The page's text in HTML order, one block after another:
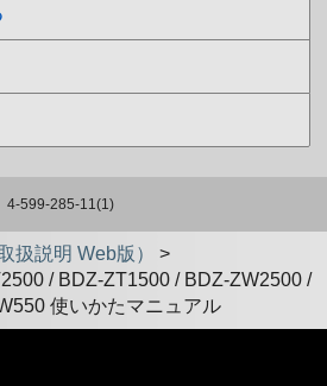
4-599-285-11(1)
扱説明 Web版）
>
/ BDZ-ZT1500 / BDZ-ZW2500 /
使いかたマニュアル